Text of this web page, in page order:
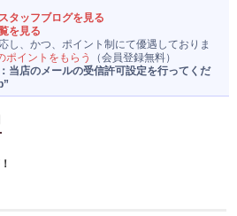
スタッフブログを見る
を見る
し、かつ、ポイント制にて優遇しておりま
ポイントをもらう
（会員登録無料）
当店のメールの受信許可設定を行ってくだ